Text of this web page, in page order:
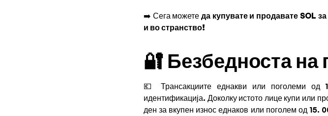
➡️ Сега можетеда купувате и продавате SOL
и во странство!
🔐 Безбедноста на
💶 Трансакциите еднакви или поголеми
идентификација. Доколку истото лице купи или
ден за вкупен износ еднаков или поголем од 15.